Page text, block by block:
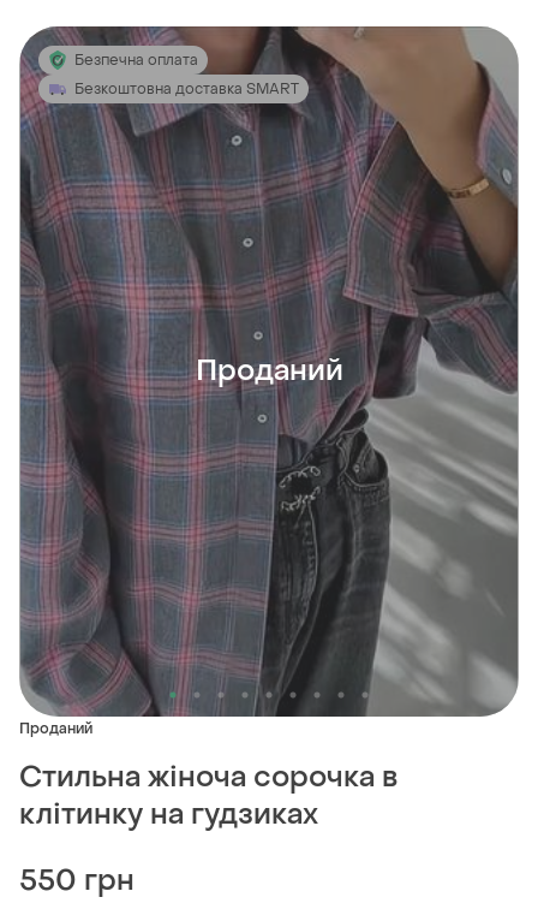
Безпечна оплата
Безкоштовна доставка SMART
Проданий
Проданий
Стильна жіноча сорочка в
клітинку на гудзиках
550 грн